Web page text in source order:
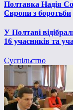
Полтавка Надія
Європи з боротьби
У Полтаві
16 учасників та
Суспільство